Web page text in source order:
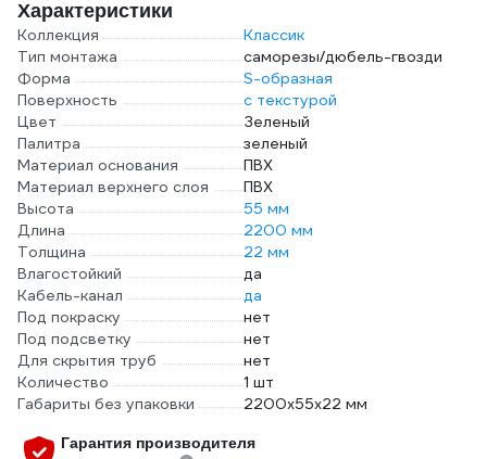
Характеристики
Коллекция
Классик
Тип монтажа
саморезы/дюбель-гвозди
Форма
S-образная
Поверхность
с текстурой
Цвет
Зеленый
Палитра
зеленый
Материал основания
ПВХ
Материал верхнего слоя
ПВХ
Высота
55 мм
Длина
2200 мм
Толщина
22 мм
Влагостойкий
да
Кабель-канал
да
Под покраску
нет
Под подсветку
нет
Для скрытия труб
нет
Количество
1 шт
Габариты без упаковки
2200х55х22 мм
Гарантия производителя